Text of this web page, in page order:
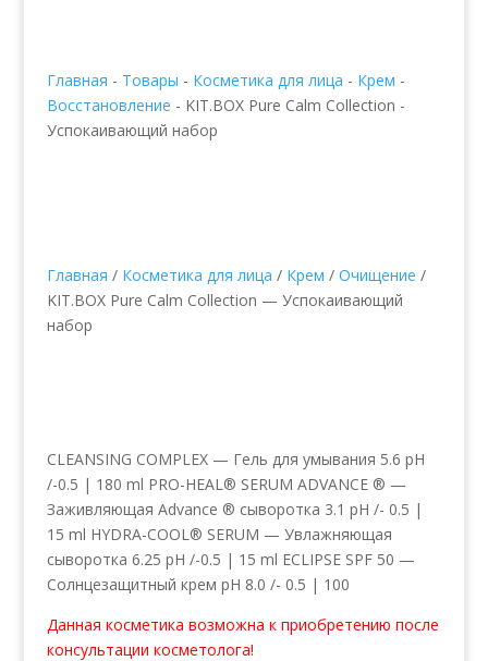
Главная - Товары - Косметика для лица - Крем -
Восстановление - KIT.BOX Pure Calm Collection -
Успокаивающий набор
Главная / Косметика для лица / Крем / Очищение /
KIT.BOX Pure Calm Collection — Успокаивающий
набор
CLEANSING COMPLEX — Гель для умывания 5.6 pH
/-0.5 | 180 ml PRO-HEAL® SERUM ADVANCE ® —
Заживляющая Advance ® сыворотка 3.1 рН /- 0.5 |
15 ml HYDRA-COOL® SERUM — Увлажняющая
сыворотка 6.25 рН /-0.5 | 15 ml ECLIPSE SPF 50 —
Солнцезащитный крем pH 8.0 /- 0.5 | 100
Данная косметика возможна к приобретению после
консультации косметолога!